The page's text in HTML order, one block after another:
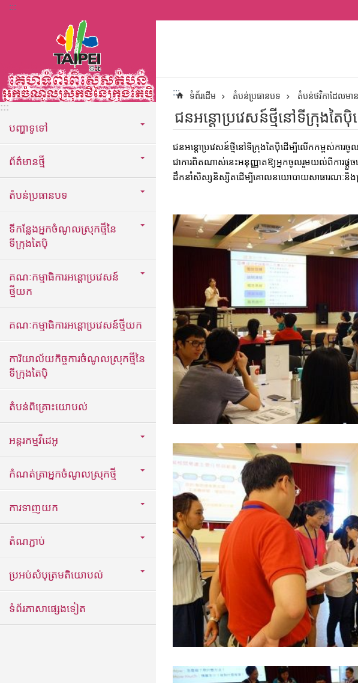
ទៅកាន់មាតិកាប្លុកមាតិកាសំខាន់
:::
:::
បញ្ហាទូទៅ
ព័ត៌មានថ្មី
តំបន់ប្រធានបទ
ទីកន្លែងអ្នកចំណូលស្រុកថ្មីនៃ
ទីក្រុងតៃប៉ិ
គណៈកម្មាធិការអន្តោប្រវេសន៍
ថ្មីយក
គណៈកម្មាធិការអន្តោប្រវេសន៍ថ្មីយក
ការិយាល័យកិច្ចការចំណូលស្រុកថ្មីនៃ
ទីក្រុងតៃប៉ិ
តំបន់ពិគ្រោះយោបល់
អន្តរកម្មវីដេអូ
កំណត់ត្រាអ្នកចំណូលស្រុកថ្មី
ការទាញយក
តំណភ្ជាប់
ប្រអប់សំបុត្រមតិយោបល់
ទំព័រភាសាផ្សេងទៀត
::: ទំព័រដើម តំបន់ប្រធានបទ តំបន់ថវិកាដែលមា
ជនអន្តោប្រវេសន៍ថ្មីនៅទីក្រុងតៃ
ជនអន្តោប្រវេសន៍ថ្មីនៅទីក្រុងតៃប៉ិដើម្បីលើកកម្ពស់ការចូល
ជាការពិតណាស់នេះអនុញ្ញាតឱ្យអ្នកចូលរួមយល់ពីការផ្
ដឹកនាំសិស្សនិស្សិតដើម្បីគោលនយោបាយសាធារណៈនិងប្